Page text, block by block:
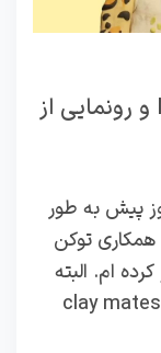
پیوستن پسر اسنوپ داگ به NFT و رونمایی از
پیش به طور
همکاری توکن
ام. البته
پروژه ای که داریم روی آن کار می کنیم clay mates